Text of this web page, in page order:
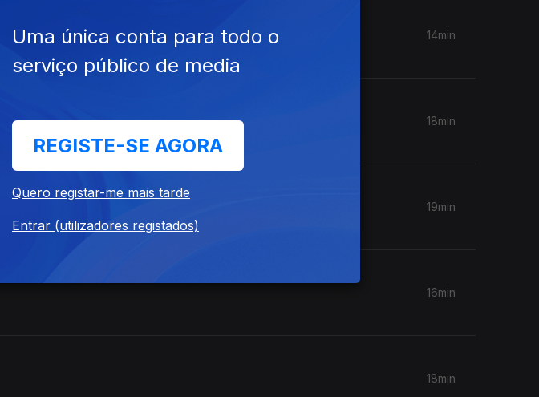
14min
18min
19min
16min
18min
Uma única conta para todo o
serviço público de media
REGISTE-SE AGORA
Quero registar-me mais tarde
Entrar (utilizadores registados)